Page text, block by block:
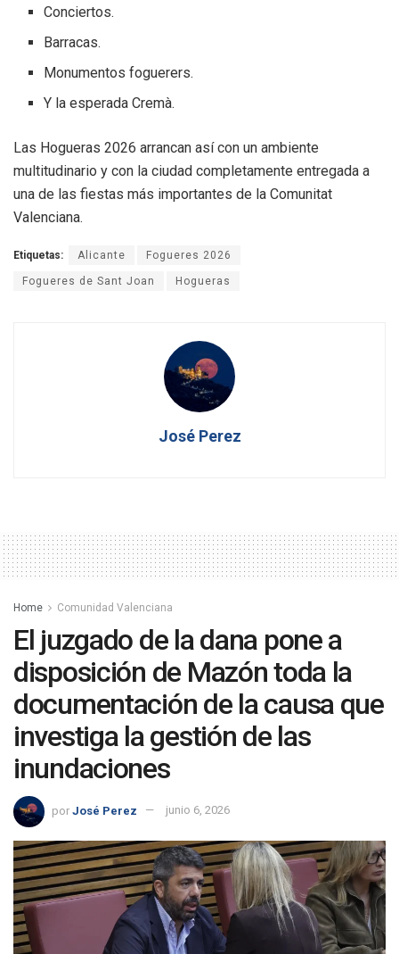
Conciertos.
Barracas.
Monumentos foguerers.
Y la esperada Cremà.
Las Hogueras 2026 arrancan así con un ambiente
multitudinario y con la ciudad completamente entregada a
una de las fiestas más importantes de la Comunitat
Valenciana.
Etiquetas: Alicante Fogueres 2026
Fogueres de Sant Joan Hogueras
José Perez
Home Comunidad Valenciana
El juzgado de la dana pone a
disposición de Mazón toda la
documentación de la causa que
investiga la gestión de las
inundaciones
por José Perez junio 6, 2026